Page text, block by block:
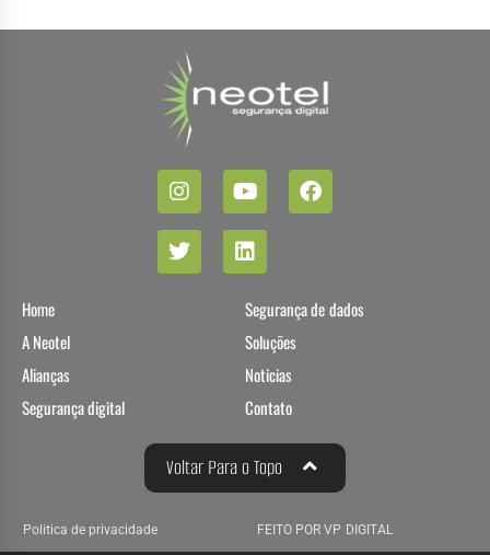
Home
A Neotel
Alianças
Segurança digital
Segurança de dados
Soluções
Noticias
Contato
Voltar Para o Topo
Politica de privacidade FEITO POR VP DIGITAL